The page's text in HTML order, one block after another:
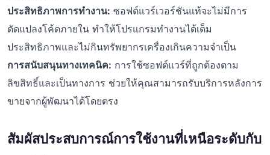
ประสิทธิภาพการทำงาน: ซอฟต์แวร์เวอร์ชันแท้จะไม่มีการ
ดัดแปลงโค้ดภายใน ทำให้โปรแกรมทำงานได้เต็ม
ประสิทธิภาพและไม่กินทรัพยากรเครื่องเกินความจำเป็น
การสนับสนุนทางเทคนิค: การใช้ซอฟต์แวร์ที่ถูกต้องตาม
ลิขสิทธิ์และเป็นทางการ ช่วยให้คุณสามารถรับบริการหลังการ
ขายจากผู้พัฒนาได้โดยตรง
สัมผัสประสบการณ์การใช้งานที่เหนือระดับกับ